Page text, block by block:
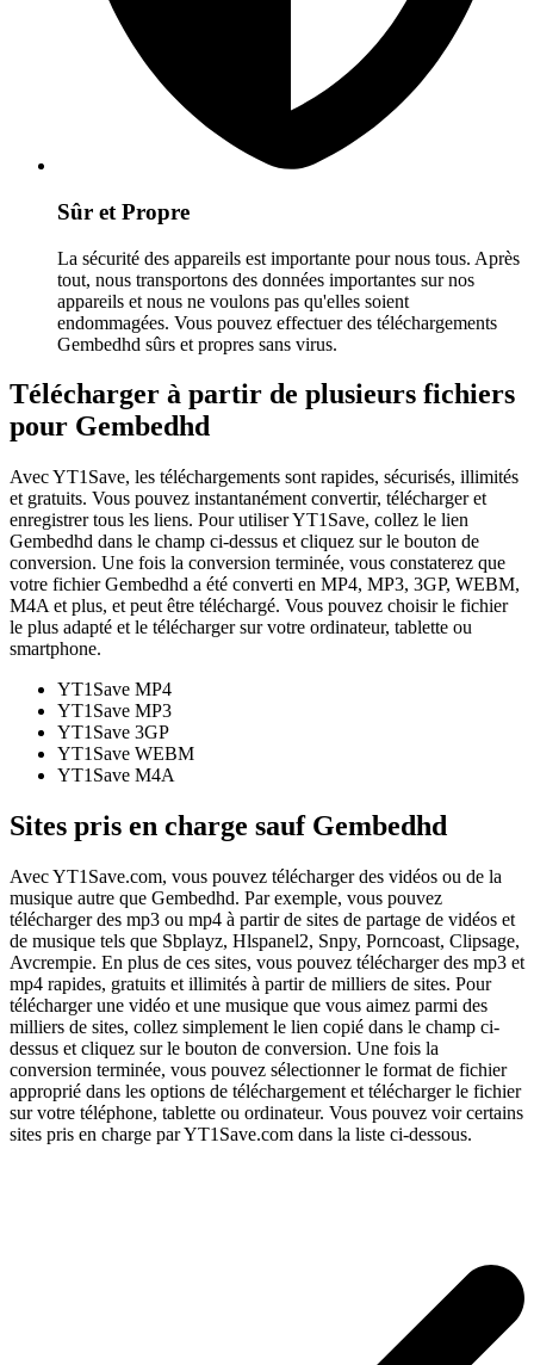
Sûr et Propre
La sécurité des appareils est importante pour nous tous. Après
tout, nous transportons des données importantes sur nos
appareils et nous ne voulons pas qu'elles soient
endommagées. Vous pouvez effectuer des téléchargements
Gembedhd sûrs et propres sans virus.
Télécharger à partir de plusieurs fichiers
pour Gembedhd
Avec YT1Save, les téléchargements sont rapides, sécurisés, illimités
et gratuits. Vous pouvez instantanément convertir, télécharger et
enregistrer tous les liens. Pour utiliser YT1Save, collez le lien
Gembedhd dans le champ ci-dessus et cliquez sur le bouton de
conversion. Une fois la conversion terminée, vous constaterez que
votre fichier Gembedhd a été converti en MP4, MP3, 3GP, WEBM,
M4A et plus, et peut être téléchargé. Vous pouvez choisir le fichier
le plus adapté et le télécharger sur votre ordinateur, tablette ou
smartphone.
YT1Save MP4
YT1Save MP3
YT1Save 3GP
YT1Save WEBM
YT1Save M4A
Sites pris en charge sauf Gembedhd
Avec YT1Save.com, vous pouvez télécharger des vidéos ou de la
musique autre que Gembedhd. Par exemple, vous pouvez
télécharger des mp3 ou mp4 à partir de sites de partage de vidéos et
de musique tels que Sbplayz, Hlspanel2, Snpy, Porncoast, Clipsage,
Avcrempie. En plus de ces sites, vous pouvez télécharger des mp3 et
mp4 rapides, gratuits et illimités à partir de milliers de sites. Pour
télécharger une vidéo et une musique que vous aimez parmi des
milliers de sites, collez simplement le lien copié dans le champ ci-
dessus et cliquez sur le bouton de conversion. Une fois la
conversion terminée, vous pouvez sélectionner le format de fichier
approprié dans les options de téléchargement et télécharger le fichier
sur votre téléphone, tablette ou ordinateur. Vous pouvez voir certains
sites pris en charge par YT1Save.com dans la liste ci-dessous.